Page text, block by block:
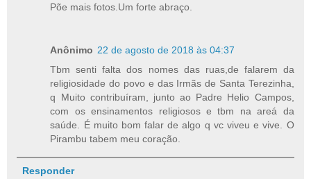
Põe mais fotos.Um forte abraço.
Anônimo 22 de agosto de 2018 às 04:37
Tbm senti falta dos nomes das ruas,de falarem da
religiosidade do povo e das Irmãs de Santa Terezinha,
q Muito contribuíram, junto ao Padre Helio Campos,
com os ensinamentos religiosos e tbm na areá da
saúde. É muito bom falar de algo q vc viveu e vive. O
Pirambu tabem meu coração.
Responder